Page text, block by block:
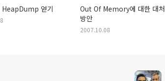
HeapDump 얻기
Out Of Memory에 대한 대처
방안
2007.10.08